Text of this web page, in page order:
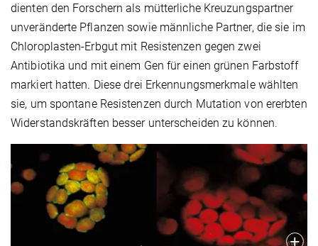
dienten den Forschern als mütterliche Kreuzungspartner
unveränderte Pflanzen sowie männliche Partner, die sie im
Chloroplasten-Erbgut mit Resistenzen gegen zwei
Antibiotika und mit einem Gen für einen grünen Farbstoff
markiert hatten. Diese drei Erkennungsmerkmale wählten
sie, um spontane Resistenzen durch Mutation von ererbten
Widerstandskräften besser unterscheiden zu können.